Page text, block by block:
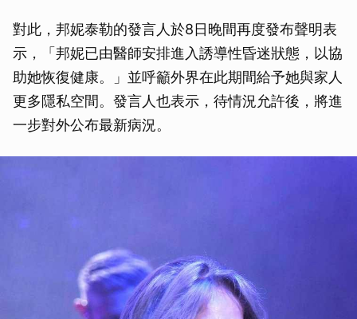
對此，邦妮泰勒的發言人於8日晚間再度發布聲明表
示，「邦妮已由醫師安排進入誘導性昏迷狀態，以協
助她恢復健康。」並呼籲外界在此期間給予她與家人
更多隱私空間。發言人也表示，待情況允許後，將進
一步對外公布最新病況。